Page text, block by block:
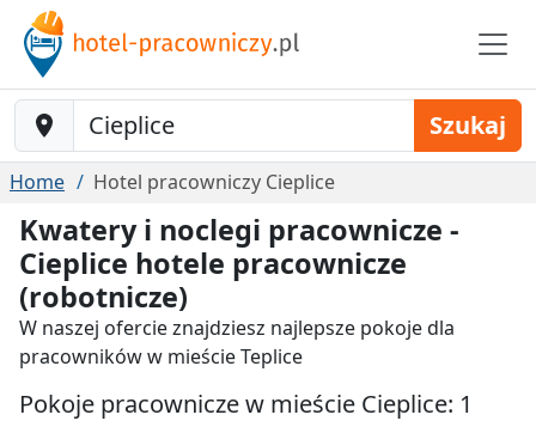
Baustelle-Location Szukaj
Home Hotel pracowniczy Cieplice
Kwatery i noclegi pracownicze -
Cieplice hotele pracownicze
(robotnicze)
W naszej ofercie znajdziesz najlepsze pokoje dla
pracowników w mieście Teplice
Pokoje pracownicze w mieście Cieplice: 1